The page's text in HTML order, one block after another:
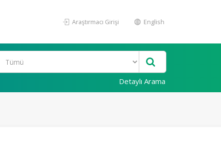
Araştırmacı Girişi English
Detaylı Arama